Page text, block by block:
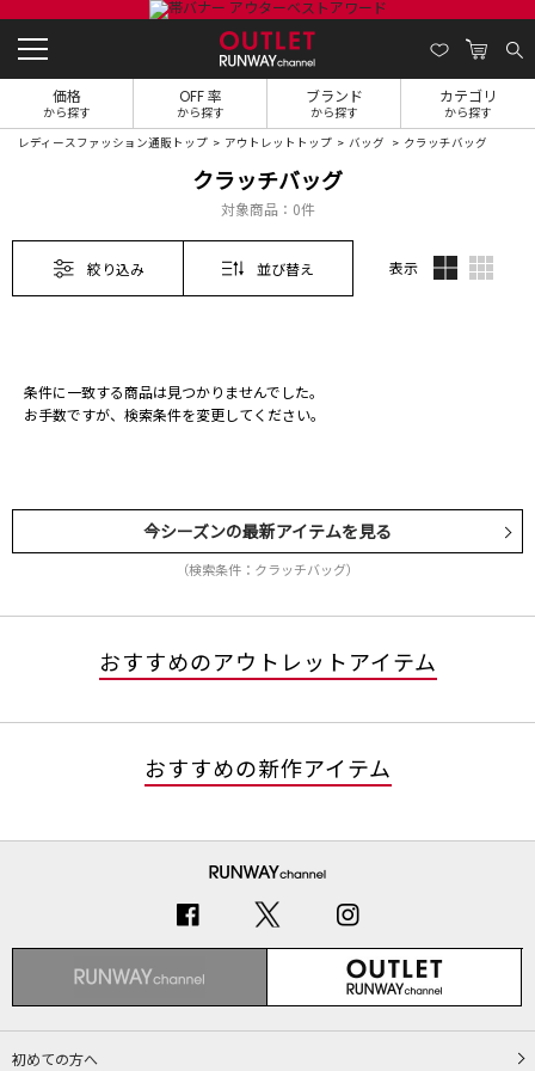
価格
から探す
OFF 率
から探す
ブランド
から探す
カテゴリ
から探す
レディースファッション通販トップ アウトレットトップ バッグ クラッチバッグ
クラッチバッグ
対象商品： 0件
絞り込み 並び替え 表示
条件に一致する商品は見つかりませんでした。
お手数ですが、検索条件を変更してください。
今シーズンの最新アイテムを見る
（検索条件：クラッチバッグ）
おすすめのアウトレットアイテム
おすすめの新作アイテム
初めての方へ